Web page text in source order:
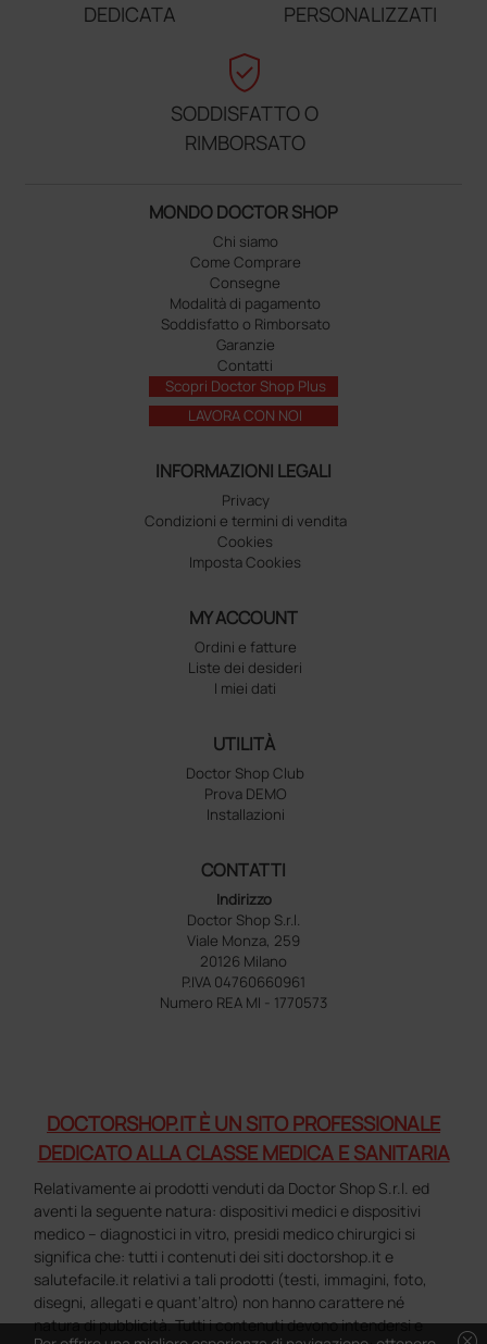
DEDICATA
PERSONALIZZATI
verified_user
SODDISFATTO O
RIMBORSATO
MONDO DOCTOR SHOP
Chi siamo
Come Comprare
Consegne
Modalità di pagamento
Soddisfatto o Rimborsato
Garanzie
Contatti
Scopri Doctor Shop Plus
LAVORA CON NOI
INFORMAZIONI LEGALI
Privacy
Condizioni e termini di vendita
Cookies
Imposta Cookies
MY ACCOUNT
Ordini e fatture
Liste dei desideri
I miei dati
UTILITÀ
Doctor Shop Club
Prova DEMO
Installazioni
CONTATTI
Indirizzo
Doctor Shop S.r.l.
Viale Monza, 259
20126 Milano
P.IVA 04760660961
Numero REA MI - 1770573
DOCTORSHOP.IT È UN SITO PROFESSIONALE
DEDICATO ALLA CLASSE MEDICA E SANITARIA
Relativamente ai prodotti venduti da Doctor Shop S.r.l. ed
aventi la seguente natura: dispositivi medici e dispositivi
medico – diagnostici in vitro, presidi medico chirurgici si
significa che: tutti i contenuti dei siti doctorshop.it e
salutefacile.it relativi a tali prodotti (testi, immagini, foto,
disegni, allegati e quant’altro) non hanno carattere né
natura di pubblicità. Tutti i contenuti devono intendersi e